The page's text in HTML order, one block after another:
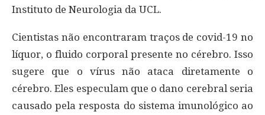
Instituto de Neurologia da UCL.
Cientistas não encontraram traços de covid-19 no
líquor, o fluido corporal presente no cérebro. Isso
sugere que o vírus não ataca diretamente o
cérebro. Eles especulam que o dano cerebral seria
causado pela resposta do sistema imunológico ao